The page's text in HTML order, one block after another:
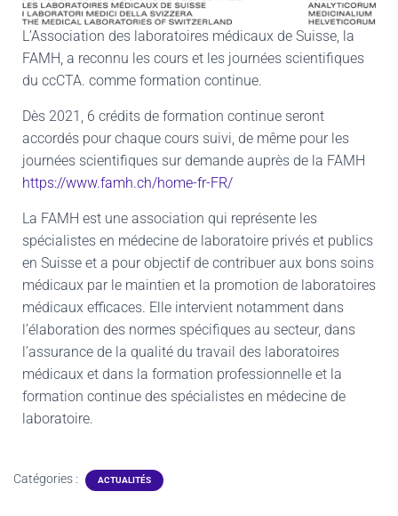
I
L’Association des laboratoires médicaux de Suisse, la
FAMH, a reconnu les cours et les journées scientifiques
du ccCTA. comme formation continue.
Dès 2021, 6 crédits de formation continue seront
accordés pour chaque cours suivi, de même pour les
journées scientifiques sur demande auprès de la FAMH
https://www.famh.ch/home-fr-FR/
La FAMH est une association qui représente les
spécialistes en médecine de laboratoire privés et publics
en Suisse et a pour objectif de contribuer aux bons soins
médicaux par le maintien et la promotion de laboratoires
médicaux efficaces. Elle intervient notamment dans
l’élaboration des normes spécifiques au secteur, dans
l’assurance de la qualité du travail des laboratoires
médicaux et dans la formation professionnelle et la
formation continue des spécialistes en médecine de
laboratoire.
Catégories : ACTUALITÉS